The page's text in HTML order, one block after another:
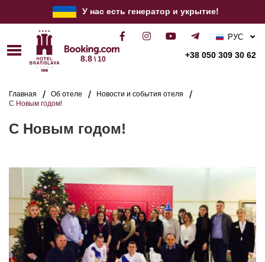
У нас есть генератор и укрытие!
8.8\ 10 +38 050 309 30 62
РУС
УКР
Главная Об отеле
Новости и события отеля
С Новым годом!
С Новым годом!